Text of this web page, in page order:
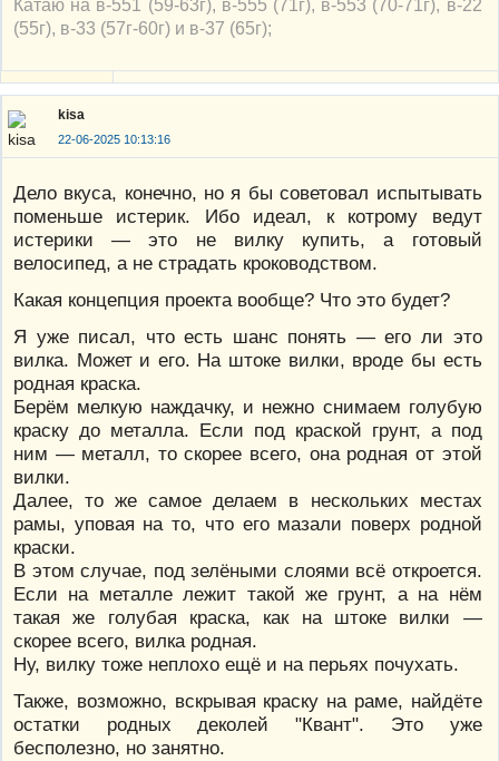
Катаю на в-551 (59-63г), в-555 (71г), в-553 (70-71г), в-22
(55г), в-33 (57г-60г) и в-37 (65г);
kisa
22-06-2025 10:13:16
Дело вкуса, конечно, но я бы советовал испытывать
поменьше истерик. Ибо идеал, к котрому ведут
истерики — это не вилку купить, а готовый
велосипед, а не страдать кроководством.
Какая концепция проекта вообще? Что это будет?
Я уже писал, что есть шанс понять — его ли это
вилка. Может и его. На штоке вилки, вроде бы есть
родная краска.
Берём мелкую наждачку, и нежно снимаем голубую
краску до металла. Если под краской грунт, а под
ним — металл, то скорее всего, она родная от этой
вилки.
Далее, то же самое делаем в нескольких местах
рамы, уповая на то, что его мазали поверх родной
краски.
В этом случае, под зелёными слоями всё откроется.
Если на металле лежит такой же грунт, а на нём
такая же голубая краска, как на штоке вилки —
скорее всего, вилка родная.
Ну, вилку тоже неплохо ещё и на перьях почухать.
Также, возможно, вскрывая краску на раме, найдёте
остатки родных деколей "Квант". Это уже
бесполезно, но занятно.